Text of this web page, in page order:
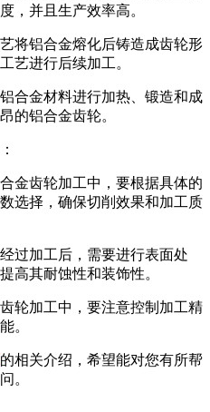
，并且生产效率高。
将铝合金熔化后铸造成齿轮形
艺进行后续加工。
合金材料进行加热、锻造和成
的铝合金齿轮。
金齿轮加工中，要根据具体的
选择，确保切削效果和加工质
过加工后，需要进行表面处
高其耐蚀性和装饰性。
轮加工中，要注意控制加工精
。
的相关介绍，希望能对您有所帮
。